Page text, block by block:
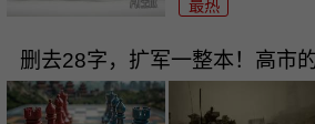
最热
删去28字，扩军一整本！高市